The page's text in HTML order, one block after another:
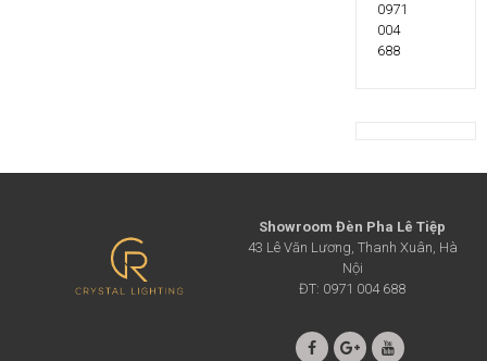
0971
004
688
Showroom Đèn Pha Lê Tiệp
43 Lê Văn Lương, Thanh Xuân, Hà
Nội
ĐT: 0971 004 688